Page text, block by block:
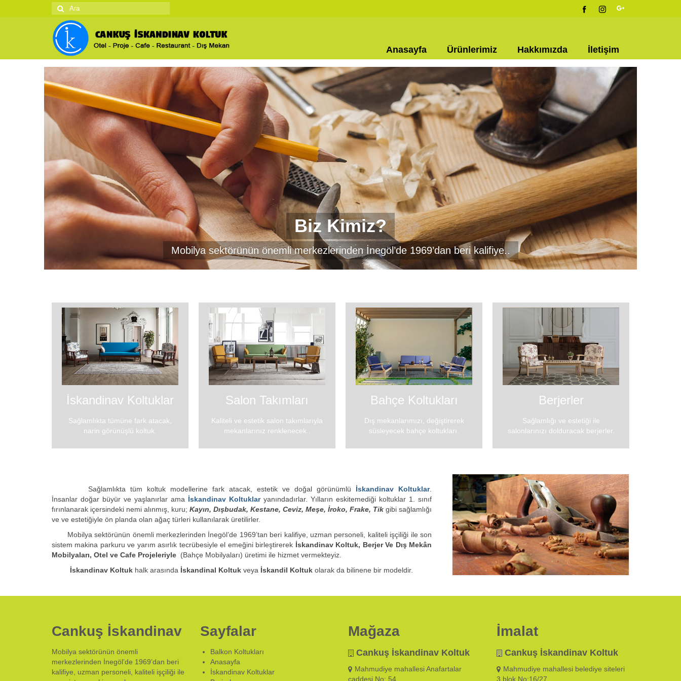
Şunu
ara:
Anasayfa Ürünlerimiz Hakkımızda İletişim
Biz Kimiz?
Mobilya sektörünün önemli merkezlerinden İnegöl’de 1969’dan beri kalifiye..
İskandinav Koltuklar
Sağlamlıkta tümüne fark atacak,
narin görünüşlü koltuk.
Salon Takımları
Kaliteli ve estetik salon takımlarıyla
mekanlarınız renklenecek..
Bahçe Koltukları
Dış mekanlarımızı, değiştirerek
süsleyecek bahçe koltukları.
Berjerler
Sağlamlığı ve estetiği ile
salonlarınızı dolduracak berjerler.
Sağlamlıkta tüm koltuk modellerine fark atacak, estetik ve doğal görünümlü İskandinav Koltuklar.
İnsanlar doğar büyür ve yaşlanırlar ama İskandinav Koltuklaryanındadırlar. Yılların eskitemediği koltuklar 1. sınıf
fırınlanarak içersindeki nemi alınmış, kuru; Kayın, Dışbudak, Kestane, Ceviz, Meşe, İroko, Frake, Tik gibi sağlamlığı
ve ve estetiğiyle ön planda olan ağaç türleri kullanılarak üretilirler.
Mobilya sektörünün önemli merkezlerinden İnegöl’de 1969’tan beri kalifiye, uzman personeli, kaliteli işçiliği ile son
sistem makina parkuru ve yarım asırlık tecrübesiyle el emeğini birleştirerek İskandinav Koltuk, Berjer Ve Dış Mekân
Mobilyaları, Otel ve Cafe Projeleriyle (Bahçe Mobilyaları) üretimi ile hizmet vermekteyiz.
İskandinav Koltuk halk arasında İskandinal Koltuk veya İskandil Koltuk olarak da bilinene bir modeldir.
Cankuş İskandinav
Mobilya sektörünün önemli
merkezlerinden İnegöl’de 1969’dan beri
kalifiye, uzman personeli, kaliteli işçiliği ile
Sayfalar
Balkon Koltukları
Anasayfa
İskandinav Koltuklar
Mağaza
Cankuş İskandinav Koltuk
Mahmudiye mahallesi Anafartalar
caddesi No: 54
İmalat
Cankuş İskandinav Koltuk
Mahmudiye mahallesi belediye siteleri
3.blok No:16/27